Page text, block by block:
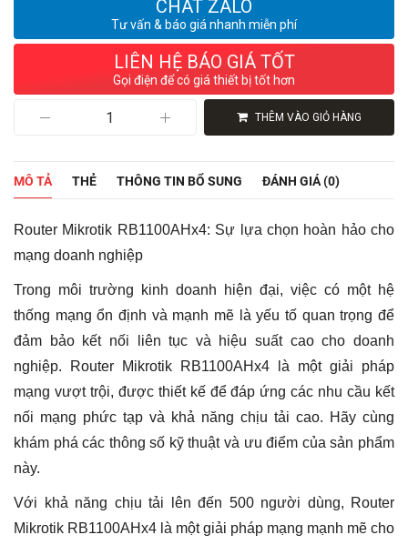
CHAT ZALO
Tư vấn & báo giá nhanh miễn phí
LIÊN HỆ BÁO GIÁ TỐT
Gọi điện để có giá thiết bị tốt hơn
Mikrotik
Cân
Bằng
500
User
số
THÊM VÀO GIỎ HÀNG
MÔ TẢ THẺ THÔNG TIN BỔ SUNG ĐÁNH GIÁ (0)
Router Mikrotik RB1100AHx4: Sự lựa chọn hoàn hảo cho
mạng doanh nghiệp
Trong môi trường kinh doanh hiện đại, việc có một hệ
thống mạng ổn định và mạnh mẽ là yếu tố quan trọng để
đảm bảo kết nối liên tục và hiệu suất cao cho doanh
nghiệp. Router Mikrotik RB1100AHx4 là một giải pháp
mạng vượt trội, được thiết kế để đáp ứng các nhu cầu kết
nối mạng phức tạp và khả năng chịu tải cao. Hãy cùng
khám phá các thông số kỹ thuật và ưu điểm của sản phẩm
này.
Với khả năng chịu tải lên đến 500 người dùng, Router
Mikrotik RB1100AHx4 là một giải pháp mạng mạnh mẽ cho